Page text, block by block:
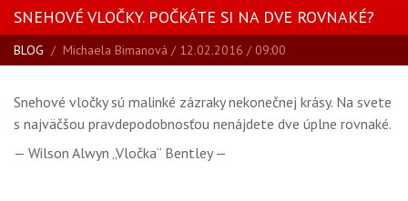
NOVINKY
BLOG
ŠKOLA FOTOGRAFIE
GALÉRIA
SNEHOVÉ VLOČKY. POČKÁTE SI NA DVE ROVNAKÉ?
BLOG / Michaela Bimanová / 12.02.2016 / 09:00
Snehové vločky sú malinké zázraky nekonečnej krásy. Na svete
s najväčšou pravdepodobnosťou nenájdete dve úplne rovnaké.
— Wilson Alwyn „Vločka“ Bentley —